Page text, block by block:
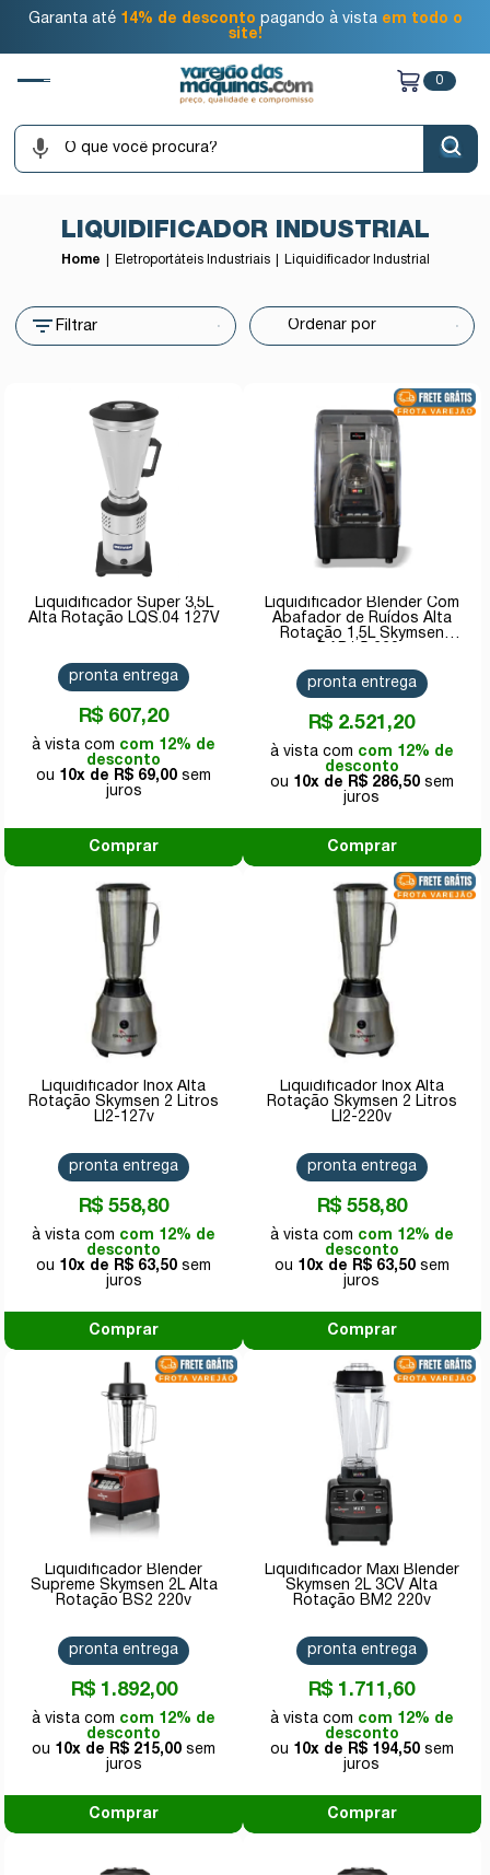
Garanta até 14% de desconto pagando à vista em todo o
site!
0
LIQUIDIFICADOR INDUSTRIAL
Home Eletroportáteis Industriais Liquidificador Industrial
Filtrar
Liquidificador Super 3,5L
Alta Rotação LQS.04 127V
R$ 607,20
com 12% de
desconto
10x de
R$ 69,00
pronta entrega
Comprar
Liquidificador Blender Com
Abafador de Ruídos Alta
Rotação 1,5L Skymsen
R$ 2.521,20
com 12% de
desconto
10x de
R$ 286,50
pronta entrega
Comprar
Liquidificador Inox Alta
Rotação Skymsen 2 Litros
LI2-127v
R$ 558,80
com 12% de
desconto
10x de
R$ 63,50
pronta entrega
Comprar
Liquidificador Inox Alta
Rotação Skymsen 2 Litros
LI2-220v
R$ 558,80
com 12% de
desconto
10x de
R$ 63,50
pronta entrega
Comprar
Liquidificador Blender
Supreme Skymsen 2L Alta
Rotação BS2 220v
R$ 1.892,00
com 12% de
desconto
10x de
R$ 215,00
pronta entrega
Comprar
Liquidificador Maxi Blender
Skymsen 2L 3CV Alta
Rotação BM2 220v
R$ 1.711,60
com 12% de
desconto
10x de
R$ 194,50
pronta entrega
Comprar